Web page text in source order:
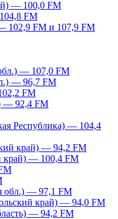
— 100,0 FM
FM
102,9 FM и 107,9 FM
— 107,0 FM
— 96,7 FM
FM
— 92,4 FM
Республика) — 104,4
край) — 94,2 FM
край) — 100,4 FM
обл.) — 97,1 FM
край) — 94,0 FM
— 94,2 FM